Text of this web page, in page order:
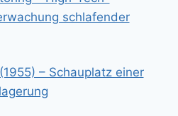
schlafender
– Schauplatz einer